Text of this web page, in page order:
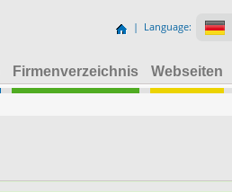
| Language:
Firmenverzeichnis Webseiten